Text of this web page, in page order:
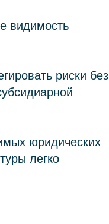
видимость
риски без
юридических
легко